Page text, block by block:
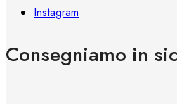
Instagram
Consegniamo in